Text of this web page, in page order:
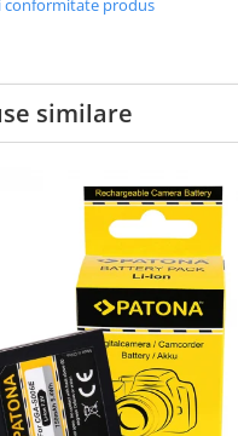
conformitate produs
similare